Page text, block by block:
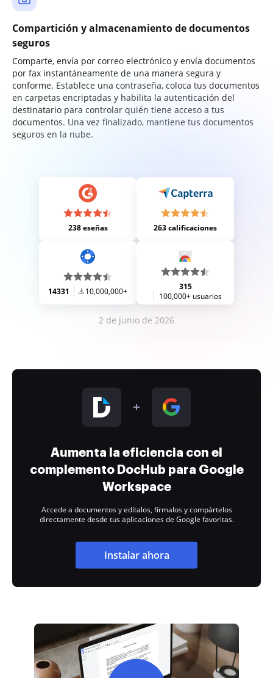
Compartición y almacenamiento de documentos
seguros
Comparte, envía por correo electrónico y envía documentos
por fax instantáneamente de una manera segura y
conforme. Establece una contraseña, coloca tus documentos
en carpetas encriptadas y habilita la autenticación del
destinatario para controlar quién tiene acceso a tus
documentos. Una vez finalizado, mantiene tus documentos
seguros en la nube.
238 eseñas 263 calificaciones
14331 10,000,000+
315
100,000+ usuarios
2 de junio de 2026
Aumenta la eficiencia con el
complemento DocHub para Google
Workspace
Accede a documentos y edítalos, fírmalos y compártelos
directamente desde tus aplicaciones de Google favoritas.
Instalar ahora